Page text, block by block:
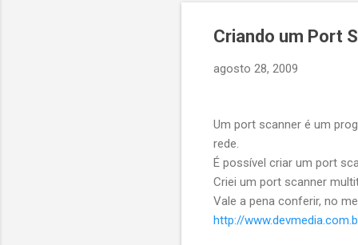
Criando um Port
agosto 28, 2009
Um port scanner é um
rede.
É possível criar um port
Criei um port scanner
Vale a pena conferir, no
http://